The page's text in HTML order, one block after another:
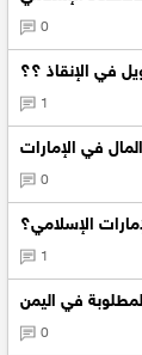
0
في الإنقاذ ؟؟
1
في الإمارات
0
الإسلامي؟
1
في اليمن
0